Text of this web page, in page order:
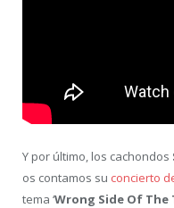
Y por último, los cachondos
os contamos su concierto
tema ‘Wrong Side Of The